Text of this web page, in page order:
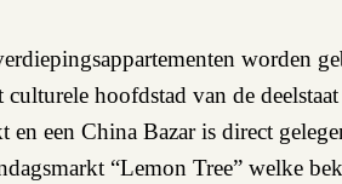
worden
hoofdstad van de
een China Bazar is direct
“Lemon Tree” welke